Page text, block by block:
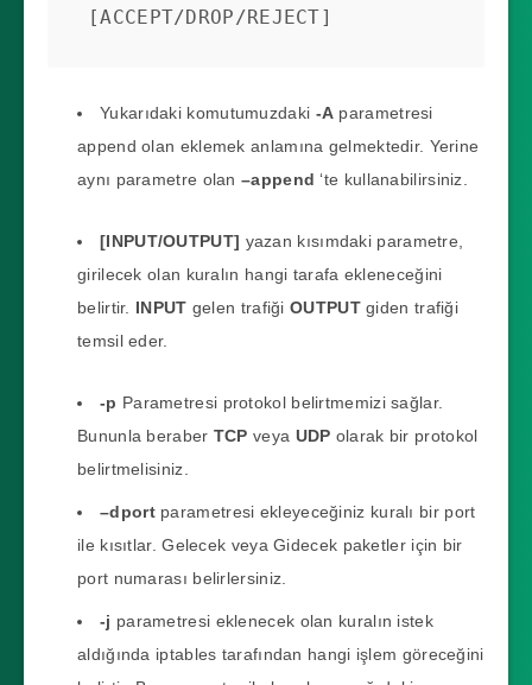
[ACCEPT/DROP/REJECT]
Yukarıdaki komutumuzdaki -A parametresi
append olan eklemek anlamına gelmektedir. Yerine
aynı parametre olan–append ‘te kullanabilirsiniz.
[INPUT/OUTPUT] yazan kısımdaki parametre,
girilecek olan kuralın hangi tarafa ekleneceğini
belirtir. INPUT gelen trafiği OUTPUTgiden trafiği
temsil eder.
-p Parametresi protokol belirtmemizi sağlar.
Bununla beraber TCP veya UDP olarak bir protokol
belirtmelisiniz.
–dportparametresi ekleyeceğiniz kuralı bir port
ile kısıtlar. Gelecek veya Gidecek paketler için bir
port numarası belirlersiniz.
-j parametresi eklenecek olan kuralın istek
aldığında iptables tarafından hangi işlem göreceğini